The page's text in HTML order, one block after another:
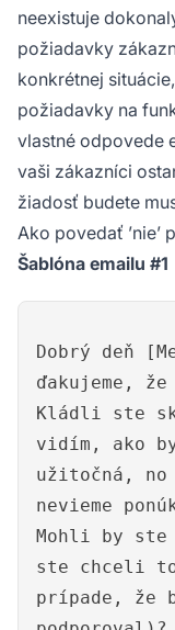
neexistuje
požiadavky
konkrétnej
požiadavky na
vlastné odpovede
vaši zákazníci
žiadosť budete
Ako povedať ’nie’
Šablóna emailu #1
Dobrý deň
ďakujeme,
Kládli ste
vidím, ako
užitočná, no
nevieme
Mohli by
ste chceli
prípade, že